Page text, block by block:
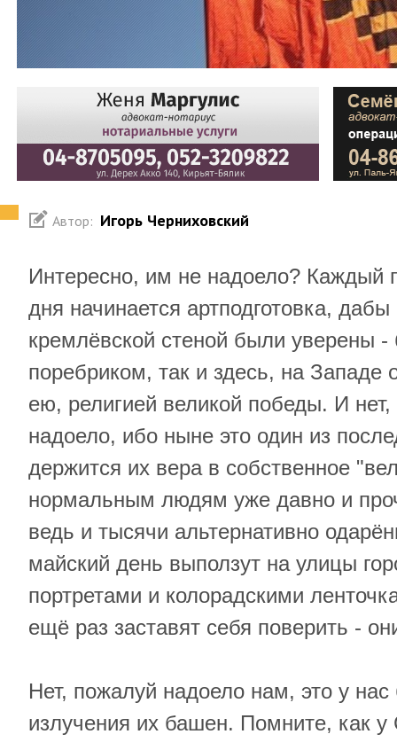
Автор: Игорь Черниховский
Интересно, им не надоело? Каждый
дня начинается артподготовка,
кремлёвской стеной были уверены -
поребриком, так и здесь, на Западе
ею, религией великой победы. И
надоело, ибо ныне это один из
держится их вера в собственное
нормальным людям уже давно и
ведь и тысячи альтернативно
майский день выползут на улицы
портретами и колорадскими
ещё раз заставят себя поверить -
Нет, пожалуй надоело нам, это у нас
излучения их башен. Помните, как у